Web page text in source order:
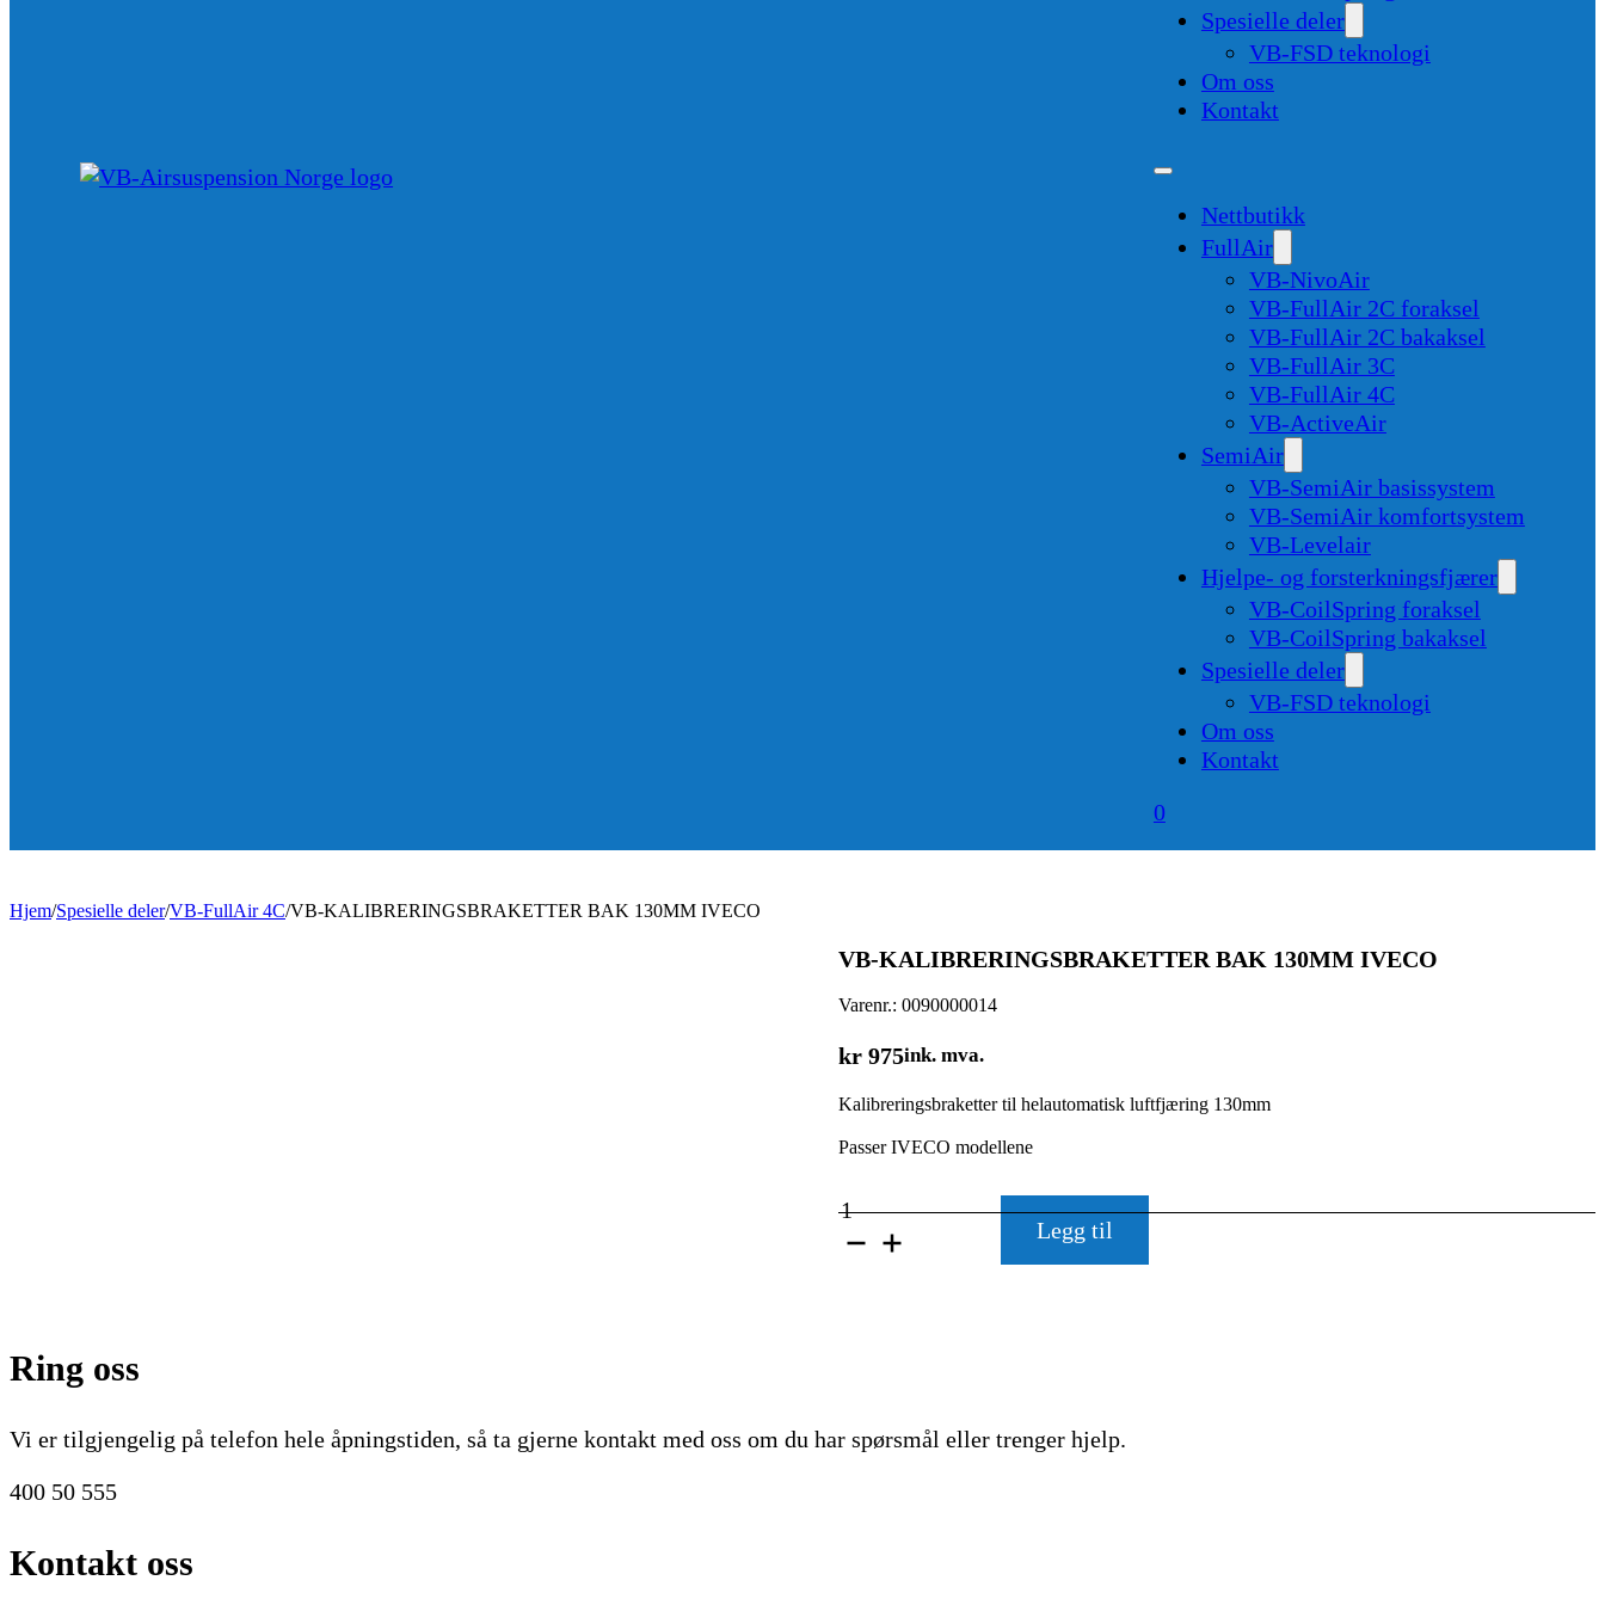
Spesielle deler
VB-FSD teknologi
Om oss
Kontakt
Nettbutikk
FullAir
VB-NivoAir
VB-FullAir 2C foraksel
VB-FullAir 2C bakaksel
VB-FullAir 3C
VB-FullAir 4C
VB-ActiveAir
SemiAir
VB-SemiAir basissystem
VB-SemiAir komfortsystem
VB-Levelair
Hjelpe- og forsterkningsfjærer
VB-CoilSpring foraksel
VB-CoilSpring bakaksel
Spesielle deler
VB-FSD teknologi
Om oss
Kontakt
0
Hjem/Spesielle deler/VB-FullAir 4C/VB-KALIBRERINGSBRAKETTER BAK 130MM IVECO
VB-KALIBRERINGSBRAKETTER BAK 130MM IVECO
Varenr.: 0090000014
kr975ink. mva.
Kalibreringsbraketter til helautomatisk luftfjæring 130mm
Passer IVECO modellene
VB-
KALIBRERINGSBRAKETTER
BAK
Legg til
Ring oss
Vi er tilgjengelig på telefon hele åpningstiden, så ta gjerne kontakt med oss om du har spørsmål eller trenger hjelp.
400 50 555
Kontakt oss